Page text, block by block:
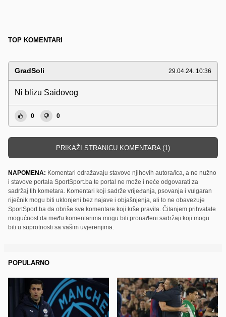
TOP KOMENTARI
GradSoli 29.04.24. 10:36
Ni blizu Saidovog
0 0
PRIKAŽI STRANICU KOMENTARA (1)
NAPOMENA: Komentari odražavaju stavove njihovih autora/ica, a ne nužno
i stavove portala SportSport.ba te portal ne može i neće odgovarati za
sadržaj tih kometara. Komentari koji sadrže vrijeđanja, psovanja i vulgaran
riječnik mogu biti uklonjeni bez najave i objašnjenja, ali to ne obavezuje
SportSport.ba da obriše sve komentare koji krše pravila. Čitanjem prihvatate
mogućnost da među komentarima mogu biti pronađeni sadržaji koji mogu
biti u suprotnosti sa vašim uvjerenjima.
POPULARNO